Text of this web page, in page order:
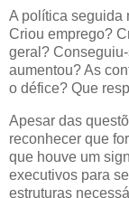
A política seguida
Criou emprego?
geral?
aumentou? As
o défice? Que
Apesar das
reconhecer que
que houve um
executivos para
estruturas